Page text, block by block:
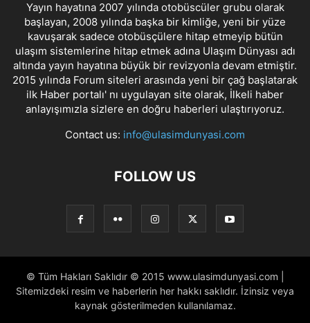
Yayın hayatına 2007 yılında otobüscüler grubu olarak
başlayan, 2008 yılında başka bir kimliğe, yeni bir yüze
kavuşarak sadece otobüsçülere hitap etmeyip bütün
ulaşım sistemlerine hitap etmek adına Ulaşım Dünyası adı
altında yayın hayatına büyük bir revizyonla devam etmiştir.
2015 yılında Forum siteleri arasında yeni bir çağ başlatarak
ilk Haber portalı' nı uygulayan site olarak, İlkeli haber
anlayışımızla sizlere en doğru haberleri ulaştırıyoruz.
Contact us: info@ulasimdunyasi.com
FOLLOW US
© Tüm Hakları Saklıdır © 2015 www.ulasimdunyasi.com |
Sitemizdeki resim ve haberlerin her hakkı saklıdır. İzinsiz veya
kaynak gösterilmeden kullanılamaz.